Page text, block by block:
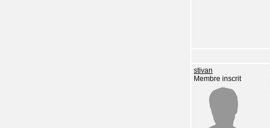
stivan
Membre inscrit